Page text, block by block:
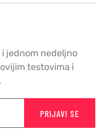
jednom nedeljno
testovima i
PRIJAVI SE